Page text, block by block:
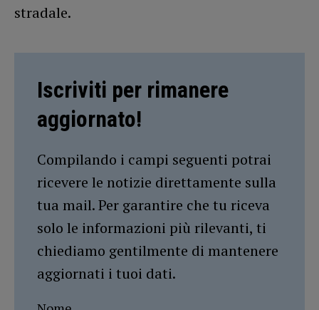
stradale.
Iscriviti per rimanere
aggiornato!
Compilando i campi seguenti potrai
ricevere le notizie direttamente sulla
tua mail. Per garantire che tu riceva
solo le informazioni più rilevanti, ti
chiediamo gentilmente di mantenere
aggiornati i tuoi dati.